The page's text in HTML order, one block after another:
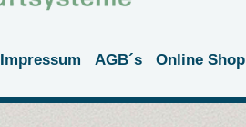
Impressum AGB´s Online Shop